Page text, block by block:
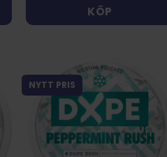
KÖP
NYTT PRIS